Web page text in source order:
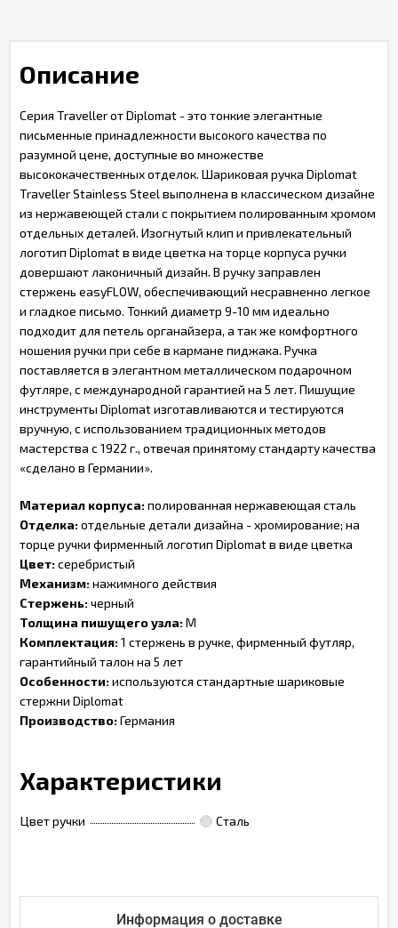
Описание
Серия Traveller от Diplomat - это тонкие элегантные
письменные принадлежности высокого качества по
разумной цене, доступные во множестве
высококачественных отделок. Шариковая ручка Diplomat
Traveller Stainless Steel выполнена в классическом дизайне
из нержавеющей стали с покрытием полированным хромом
отдельных деталей. Изогнутый клип и привлекательный
логотип Diplomat в виде цветка на торце корпуса ручки
довершают лаконичный дизайн. В ручку заправлен
стержень easyFLOW, обеспечивающий несравненно легкое
и гладкое письмо. Тонкий диаметр 9-10 мм идеально
подходит для петель органайзера, а так же комфортного
ношения ручки при себе в кармане пиджака. Ручка
поставляется в элегантном металлическом подарочном
футляре, с международной гарантией на 5 лет. Пишущие
инструменты Diplomat изготавливаются и тестируются
вручную, с использованием традиционных методов
мастерства с 1922 г., отвечая принятому стандарту качества
«сделано в Германии».
Материал корпуса:полированная нержавеющая сталь
Отделка:отдельные детали дизайна - хромирование; на
торце ручки фирменный логотип Diplomat в виде цветка
Цвет:серебристый
Механизм:нажимного действия
Стержень:черный
Толщина пишущего узла:M
Комплектация:1 стержень в ручке, фирменный футляр,
гарантийный талон на 5 лет
Особенности:используются стандартные шариковые
стержни Diplomat
Производство:Германия
Характеристики
Цвет ручки Сталь
Информация о доставке